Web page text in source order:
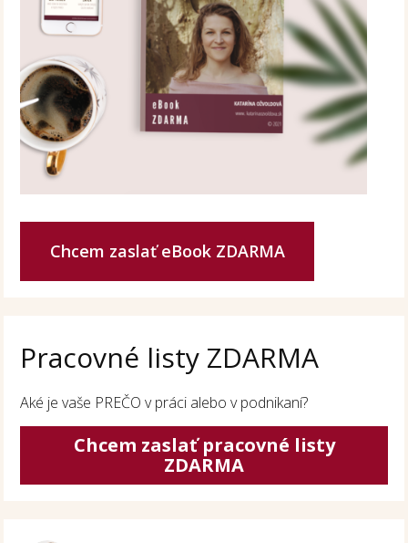
Chcem zaslať eBook ZDARMA
Pracovné listy ZDARMA
Aké je vaše PREČO v práci alebo v podnikaní?
Chcem zaslať pracovné listy
ZDARMA